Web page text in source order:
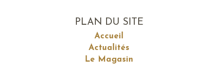
PLAN DU SITE
Accueil
Actualités
Le Magasin